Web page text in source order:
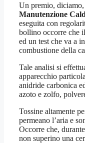
Un premio,
Manutenzione
eseguita con
bollino occorre che
ed un test che va a
combustione della
Tale analisi si
apparecchio
anidride carbonica
azoto e zolfo,
Tossine altamente
permeano l’aria e
Occorre che,
non superino una